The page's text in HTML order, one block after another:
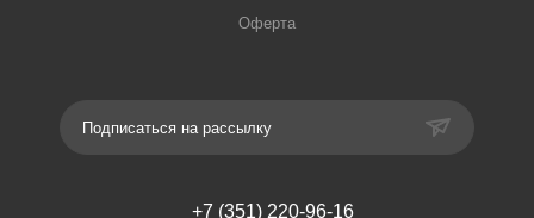
Оферта
Подписаться на рассылку
+7 (351) 220-96-16